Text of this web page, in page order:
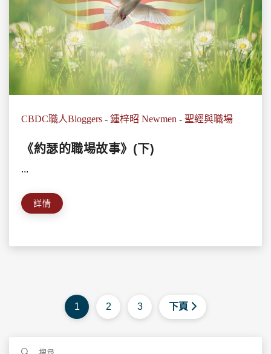
CBDC職人Bloggers - 鍾梓昭 Newmen - 聖經與職場
《約瑟的職場故事》(下)
...
詳情
1 2 3 下頁